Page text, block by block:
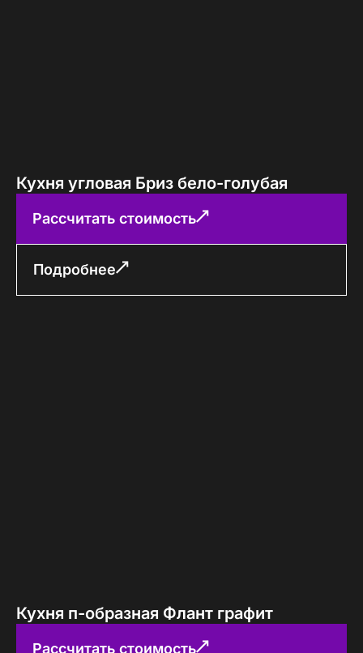
Кухня угловая Бриз бело-голубая
Рассчитать стоимость
Подробнее
Кухня п-образная Флант графит
Рассчитать стоимость